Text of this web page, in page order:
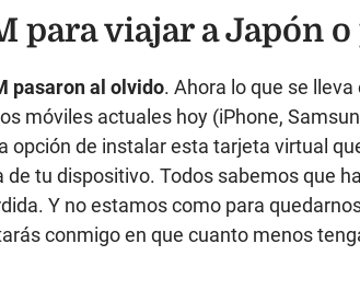
para viajar a Japón o
pasaron al olvido. Ahora lo que se
móviles actuales hoy (iPhone,
opción de instalar esta tarjeta virtual
tu dispositivo. Todos sabemos que
Y no estamos como para
conmigo en que cuanto menos